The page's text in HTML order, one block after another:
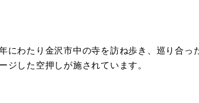
にわたり金沢市中の寺を訪ね歩き、巡り合っ
ジした空押しが施されています。